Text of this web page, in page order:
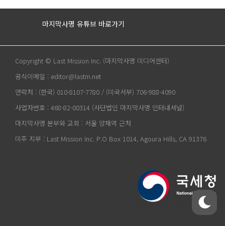
마지막사명 유튜브 바로가기
Copyright © Last Mission Inc. (마지막사명 미디어센터)
공식이메일 : editor@lastm.net
연락처 : (한국) 010-8107-7780 / (미국서부) 706-988-4090
사업자번호 : 468-82-00314 (사단법인 마지막사명 인터내셔널)
마지막사명 본부와 교회 : 서울 양재역 근처
미주 지부 : Last Mission Inc. P.O Box 1014, Agoura Hills, CA 91376